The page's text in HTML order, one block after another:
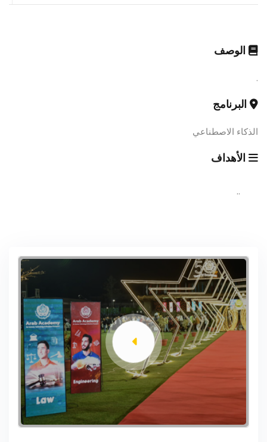
الوصف
.
البرنامج
الذكاء الاصطناعي
الأهداف
..